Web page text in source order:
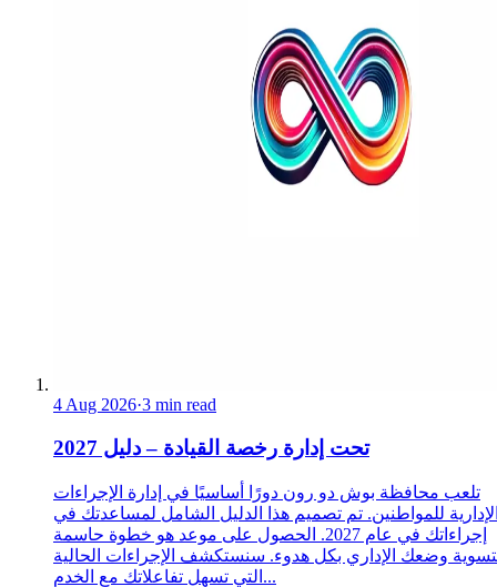
4 Aug 2026·3 min read
تحت إدارة رخصة القيادة – دليل 2027
تلعب محافظة بوش دو رون دورًا أساسيًا في إدارة الإجراءات
للمواطنين. تم تصميم هذا الدليل الشامل لمساعدتك في
إجراءاتك في عام 2027. الحصول على موعد هو خطوة حاسمة
وضعك الإداري بكل هدوء. سنستكشف الإجراءات الحالية
التي تسهل تفاعلاتك مع الخدم...